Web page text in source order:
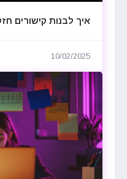
איך לבנות קישורים
10/02/2025